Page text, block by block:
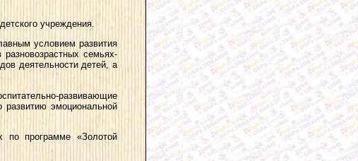
учреждения.
условием развития
семьях-
деятельности детей, а
развивающие
развитию эмоциональной
по программе «Золотой